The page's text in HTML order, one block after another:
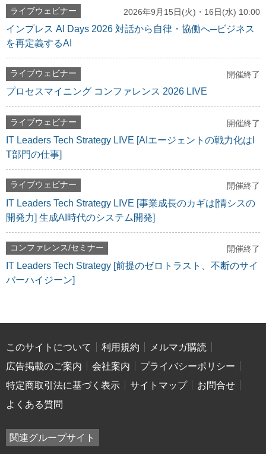
ライブウェビナー 2026年9月15日(火)・16日(水) 10:00
インプレス AI Days 2026 対話から自律・協働へ─ビジネス
を再定義するAI
ライブウェビナー 開催終了
プロセスマイニング コンファレンス 2026 LIVE
ライブウェビナー 開催終了
IT Leaders Tech Strategy LIVE [AIエージェントの戦力化はI
T部門の仕事]
ライブウェビナー 開催終了
IT Leaders Tech Strategy LIVE [事業成長のカギは[情シスの
開発力] 生成AI時代のシステム開発]
コンファレンス/セミナー 開催終了
IT Leaders Tech Strategy [前提のゼロトラスト、不断のサイ
バーハイジーン]
このサイトについて 利用規約
メルマガ購読
広告掲載のご案内
会社案内
プライバシーポリシー
特定商取引法に基づく表示
サイトマップ
お問合せ
よくある質問
関連グループサイト